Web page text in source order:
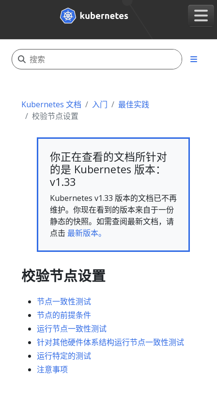
Kubernetes 文档 入门
最佳实践
校验节点设置
你正在查看的文档所针对
的是 Kubernetes 版本：
v1.33
Kubernetes v1.33 版本的文档已不再
维护。你现在看到的版本来自于一份
静态的快照。如需查阅最新文档，请
点击 最新版本。
校验节点设置
节点一致性测试
节点的前提条件
运行节点一致性测试
针对其他硬件体系结构运行节点一致性测试
运行特定的测试
注意事项